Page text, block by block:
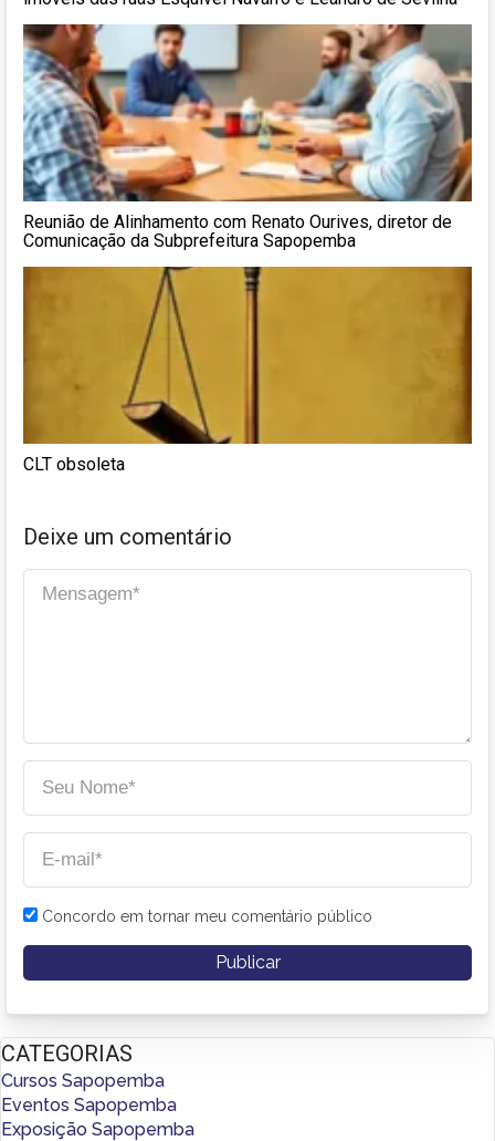
Reunião de Alinhamento com Renato Ourives, diretor de
Comunicação da Subprefeitura Sapopemba
CLT obsoleta
Deixe um comentário
Concordo em tornar meu comentário público
CATEGORIAS
Cursos Sapopemba
Eventos Sapopemba
Exposição Sapopemba